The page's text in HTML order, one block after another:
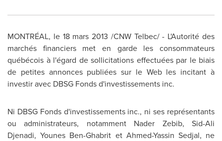
MONTRÉAL, le 18 mars 2013 /CNW Telbec/ - L'Autorité des
marchés financiers met en garde les consommateurs
québécois à l'égard de sollicitations effectuées par le biais
de petites annonces publiées sur le Web les incitant à
investir avec DBSG Fonds d'investissements inc.
Ni DBSG Fonds d'investissements inc., ni ses représentants
ou administrateurs, notamment Nader Zebib, Sid-Ali
Djenadi, Younes Ben-Ghabrit et Ahmed-Yassin Sedjal, ne